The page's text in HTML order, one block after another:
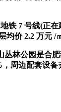
7 号线(正
价 2.2 万元 /
公园是合肥
周边配套设备